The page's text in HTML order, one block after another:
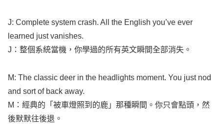
J: Complete system crash. All the English you’ve ever
learned justvanishes.
J：整個系統當機，你學過的所有英文瞬間全部消失。
M: The classic deer in the headlights moment. You just nod
and sortof back away.
M：經典的「被車燈照到的鹿」那種瞬間。你只會點頭，然
後默默往後退。